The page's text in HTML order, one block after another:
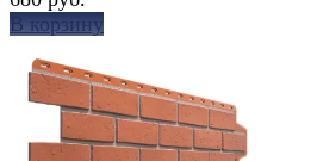
избранное сравнить
В корзину